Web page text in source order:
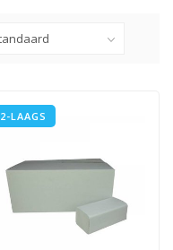
2-LAAGS